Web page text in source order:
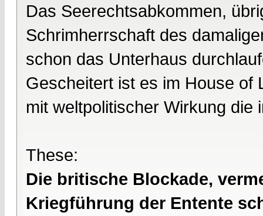
Das Seerechtsabkommen,
Schrimherrschaft des
schon das Unterhaus
Gescheitert ist es im House of
mit weltpolitischer Wirkung
These:
Die britische Blockade,
Kriegführung der Entente